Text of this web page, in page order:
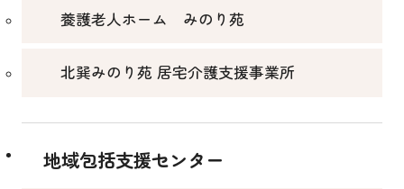
養護老人ホーム みのり苑
北巽みのり苑 居宅介護支援事業所
地域包括支援センター